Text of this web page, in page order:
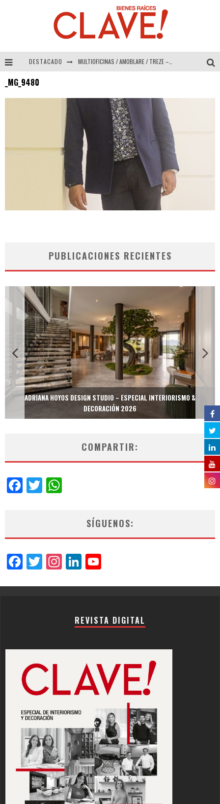
DESTACADO MULTIOFICINAS / AMOBLARE / TREZE – Especial Interiorismo & Decoración 2026
COLINEAL – Especial Interiorismo & Decoración 2026
ADRIANA HOYOS DESIGN STUDIO – Especial Interiorismo & Decoración 2026
_MG_9480
PUBLICACIONES RECIENTES
ADRIANA HOYOS DESIGN STUDIO – ESPECIAL INTERIORISMO &
DECORACIÓN 2026
COMPARTIR:
Facebook
Twitter
SÍGUENOS:
Facebook
Twitter
Instagram
LinkedIn
REVISTA DIGITAL